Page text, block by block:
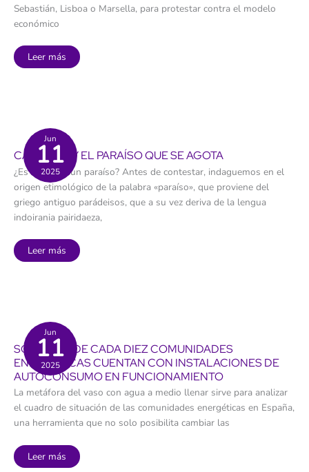
Sebastián, Lisboa o Marsella, para protestar contra el modelo
económico
15
ciudades
mientras
Canarias
espera
unos
límites
que
no
llegan
Leer más
Jun
11
2025
CANARIAS Y EL PARAÍSO QUE SE AGOTA
¿Es Canarias un paraíso? Antes de contestar, indaguemos en el
origen etimológico de la palabra «paraíso», que proviene del
griego antiguo parádeisos, que a su vez deriva de la lengua
indoirania pairidaeza,
Canarias
y
Leer más
Jun
11
2025
SÓLO DOS DE CADA DIEZ COMUNIDADES
ENERGÉTICAS CUENTAN CON INSTALACIONES DE
AUTOCONSUMO EN FUNCIONAMIENTO
La metáfora del vaso con agua a medio llenar sirve para analizar
el cuadro de situación de las comunidades energéticas en España,
una herramienta que no solo posibilita cambiar las
Sólo
dos
Leer más